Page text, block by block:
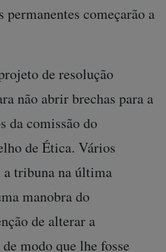
começarão a
de resolução
não abrir brechas para a
da comissão do
de Ética. Vários
a tribuna na última
manobra do
de alterar a
modo que lhe fosse